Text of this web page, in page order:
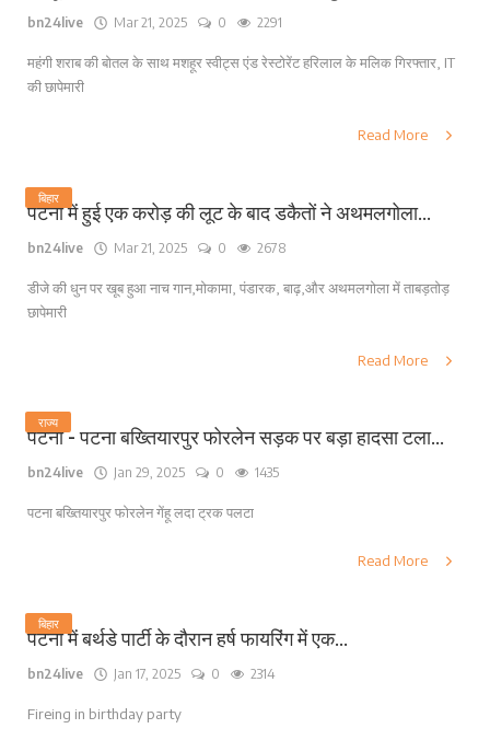
bn24live Mar 21, 2025 0 2291
महंगी शराब की बोतल के साथ मशहूर स्वीट्स एंड रेस्टोरेंट हरिलाल के मलिक गिरफ्तार, IT
की छापेमारी
Read More
बिहार
पटना में हुई एक करोड़ की लूट के बाद डकैतों ने अथमलगोला...
bn24live Mar 21, 2025 0 2678
डीजे की धुन पर खूब हुआ नाच गान,मोकामा, पंडारक, बाढ़,और अथमलगोला में ताबड़तोड़
छापेमारी
Read More
राज्य
पटना - पटना बख्तियारपुर फोरलेन सड़क पर बड़ा हादसा टला...
bn24live Jan 29, 2025 0 1435
पटना बख्तियारपुर फोरलेन गेंहू लदा ट्रक पलटा
Read More
बिहार
पटना में बर्थडे पार्टी के दौरान हर्ष फायरिंग में एक...
bn24live Jan 17, 2025 0 2314
Fireing in birthday party